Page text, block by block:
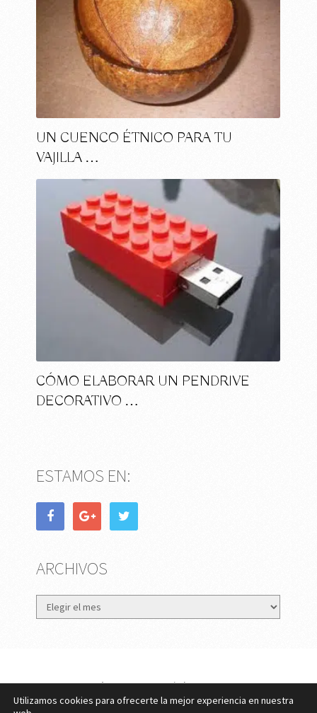
UN CUENCO ÉTNICO PARA TU
VAJILLA …
CÓMO ELABORAR UN PENDRIVE
DECORATIVO …
ESTAMOS EN:
ARCHIVOS
Archivos
eMujer.comCopyright © 2026.
Contactar||Datos Legales y PrivacidadyPolítica de
Utilizamos cookies para ofrecerte la mejor experiencia en nuestra